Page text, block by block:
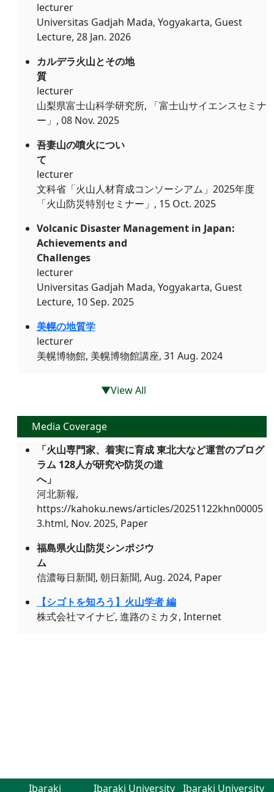
lecturer
Universitas Gadjah Mada, Yogyakarta, Guest
Lecture, 28 Jan. 2026
カルデラ火山とその地
質
lecturer
山梨県富士山科学研究所, 「富士山サイエンスセミナ
ー」, 08 Nov. 2025
吾妻山の噴火につい
て
lecturer
文科省「火山人材育成コンソーシアム」2025年度
「火山防災特別セミナー」, 15 Oct. 2025
Volcanic Disaster Management in Japan:
Achievements and
Challenges
lecturer
Universitas Gadjah Mada, Yogyakarta, Guest
Lecture, 10 Sep. 2025
美幌の地質学
lecturer
美幌博物館, 美幌博物館講座, 31 Aug. 2024
▼View All
Media Coverage
「火山専門家、着実に育成 東北大など運営のプログ
ラム 128人が研究や防災の道
へ」
河北新報,
https://kahoku.news/articles/20251122khn00005
3.html, Nov. 2025, Paper
福島県火山防災シンポジウ
ム
信濃毎日新聞, 朝日新聞, Aug. 2024, Paper
【シゴトを知ろう】火山学者 編
株式会社マイナビ, 進路のミカタ, Internet
Ibaraki Ibaraki University Ibaraki University